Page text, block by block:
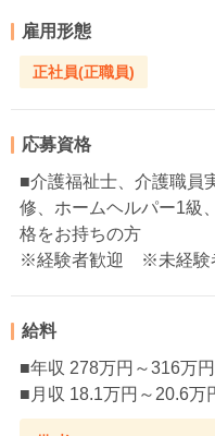
雇用形態
正社員(正職員)
応募資格
■介護福祉士、介護職員
修、ホームヘルパー1級
格をお持ちの方
※経験者歓迎 ※未経験
給料
■年収 278万円～316万
■月収 18.1万円～20.6万